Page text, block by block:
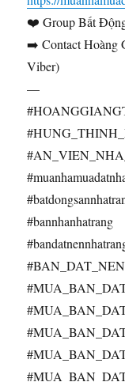
❤️ Group Bất
➡️ Contact Hoàng
Viber)
—
#bannhanhatrang